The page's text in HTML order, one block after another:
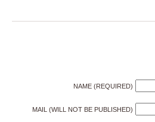
NAME (REQUIRED)
MAIL (WILL NOT BE PUBLISHED)